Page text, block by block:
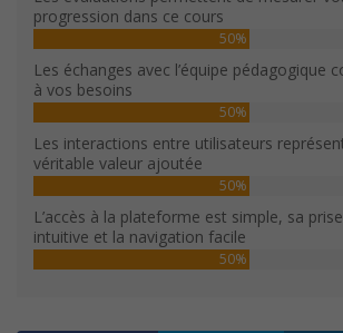
progression dans ce cours
50%
Les échanges avec l’équipe pédagogique
à vos besoins
50%
Les interactions entre utilisateurs
véritable valeur ajoutée
50%
L’accès à la plateforme est simple, sa
intuitive et la navigation facile
50%